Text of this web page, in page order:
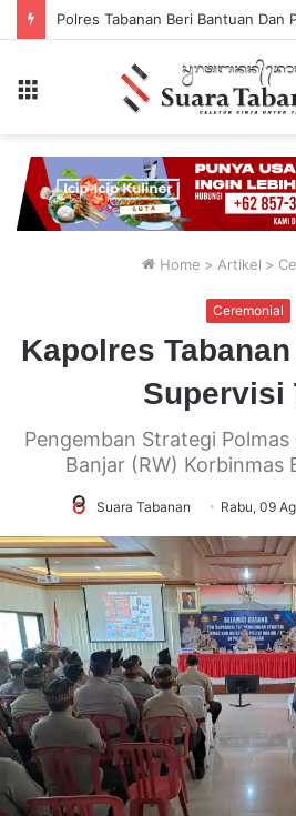
Home > Artikel >
Ceremonial
Kapolres
Supervisi
Pengemban Strategi Polmas
Banjar (RW) Korbinmas
Suara Tabanan Rabu, 09